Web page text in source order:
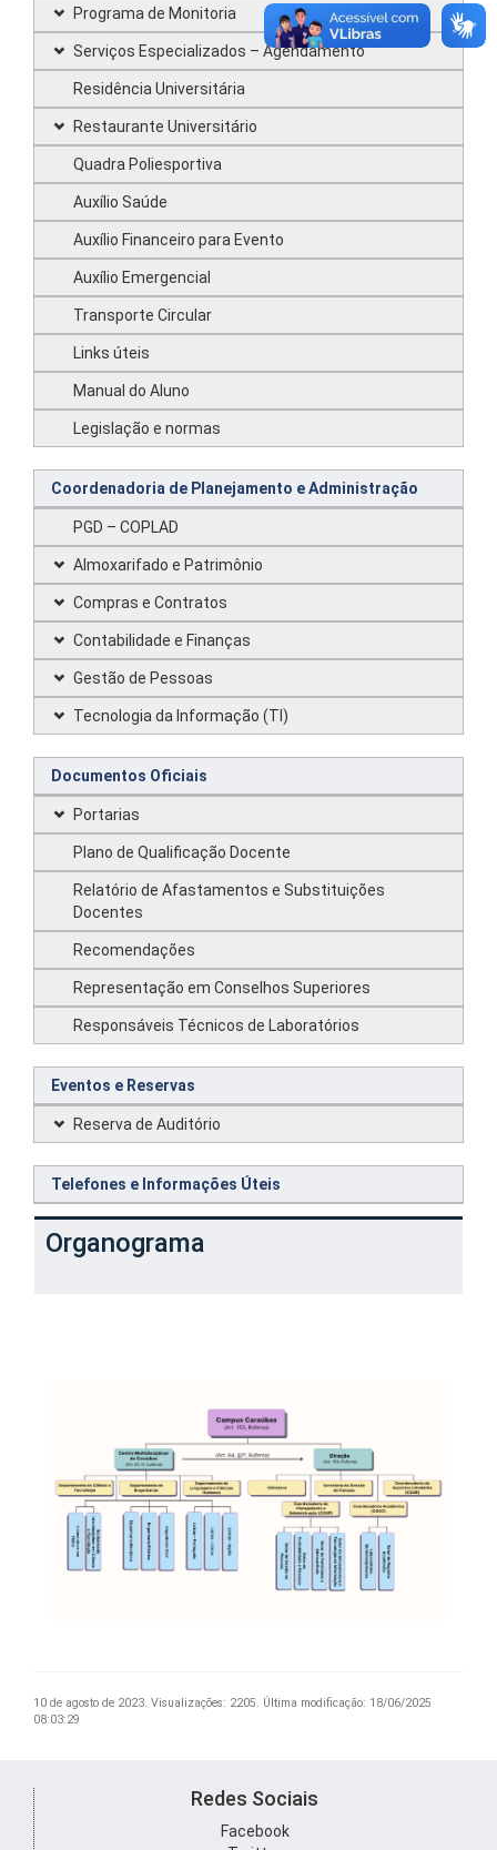
Programa de Monitoria
Serviços Especializados – Agendamento
Residência Universitária
Restaurante Universitário
Quadra Poliesportiva
Auxílio Saúde
Auxílio Financeiro para Evento
Auxílio Emergencial
Transporte Circular
Links úteis
Manual do Aluno
Legislação e normas
Coordenadoria de Planejamento e Administração
PGD – COPLAD
Almoxarifado e Patrimônio
Compras e Contratos
Contabilidade e Finanças
Gestão de Pessoas
Tecnologia da Informação (TI)
Documentos Oficiais
Portarias
Plano de Qualificação Docente
Relatório de Afastamentos e Substituições
Docentes
Recomendações
Representação em Conselhos Superiores
Responsáveis Técnicos de Laboratórios
Eventos e Reservas
Reserva de Auditório
Telefones e Informações Úteis
Organograma
10 de agosto de 2023. Visualizações: 2205. Última modificação: 18/06/2025
08:03:29
Redes Sociais
Facebook